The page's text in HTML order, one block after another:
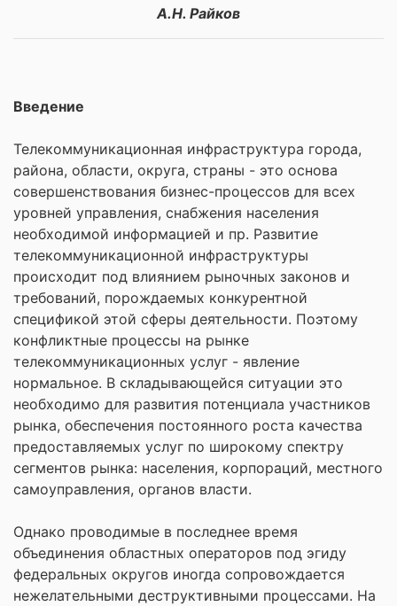
А.Н. Райков
Введение
Телекоммуникационная инфраструктура города,
района, области, округа, страны - это основа
совершенствования бизнес-процессов для всех
уровней управления, снабжения населения
необходимой информацией и пр. Развитие
телекоммуникационной инфраструктуры
происходит под влиянием рыночных законов и
требований, порождаемых конкурентной
спецификой этой сферы деятельности. Поэтому
конфликтные процессы на рынке
телекоммуникационных услуг - явление
нормальное. В складывающейся ситуации это
необходимо для развития потенциала участников
рынка, обеспечения постоянного роста качества
предоставляемых услуг по широкому спектру
сегментов рынка: населения, корпораций, местного
самоуправления, органов власти.
Однако проводимые в последнее время
объединения областных операторов под эгиду
федеральных округов иногда сопровождается
нежелательными деструктивными процессами. На